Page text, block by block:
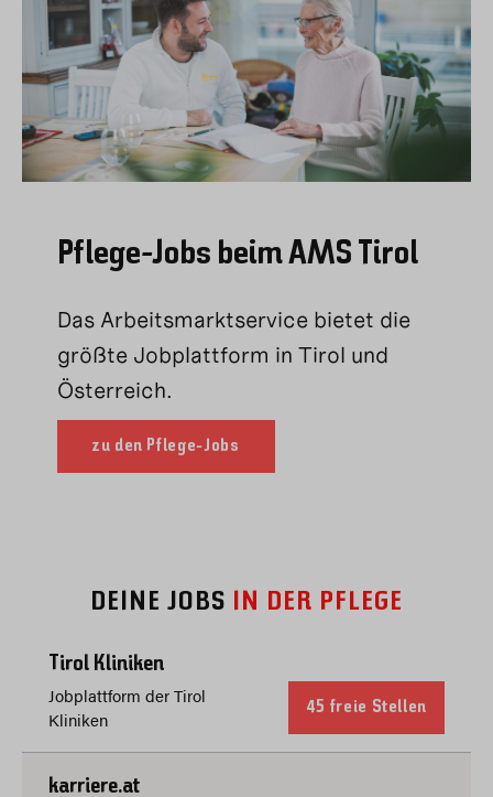
Pflege-Jobs beim AMS Tirol
Das Arbeitsmarktservice bietet die
größte Jobplattform in Tirol und
Österreich.
zu den Pflege-Jobs
DEINE JOBS IN DER PFLEGE
Tirol Kliniken
Jobplattform der Tirol
Kliniken
45 freie Stellen
karriere.at